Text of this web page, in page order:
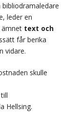
leder en
ämnet text och
får berika
vidare.
skulle
Hellsing.